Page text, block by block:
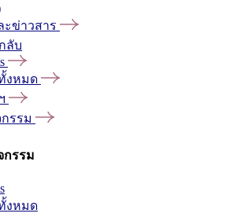
ะข่าวสาร
ลับ
งหมด
รรม
กรรม
งหมด